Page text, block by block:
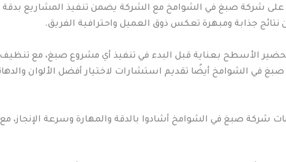
على شركة صبغ في الشوامخ مع الشركة يضمن تنفيذ المشاريع بدقة
نتائج جذابة ومبهرة تعكس ذوق العميل واحترافية الفريق.
الأسطح بعناية قبل البدء في تنفيذ أي مشروع صبغ، مع تنظيف
في الشوامخ أيضًا تقديم استشارات لاختيار أفضل الألوان
شركة صبغ في الشوامخ أشادوا بالدقة والمهارة وسرعة الإنجاز،